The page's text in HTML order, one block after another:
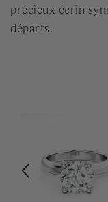
précieux écrin
départs.